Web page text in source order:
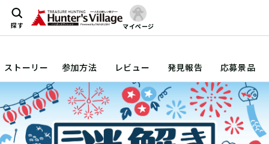
探す マイページ
ストーリー 参加方法 レビュー 発見報告 応募景品